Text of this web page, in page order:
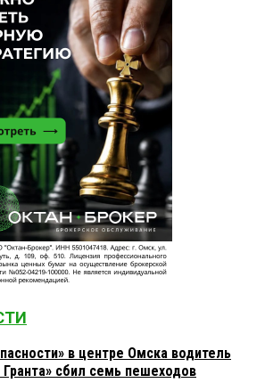
в центре Омска водитель
сбил семь пешеходов